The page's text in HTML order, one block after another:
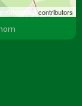
contributors